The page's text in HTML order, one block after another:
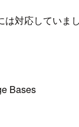
対応していま
Bases